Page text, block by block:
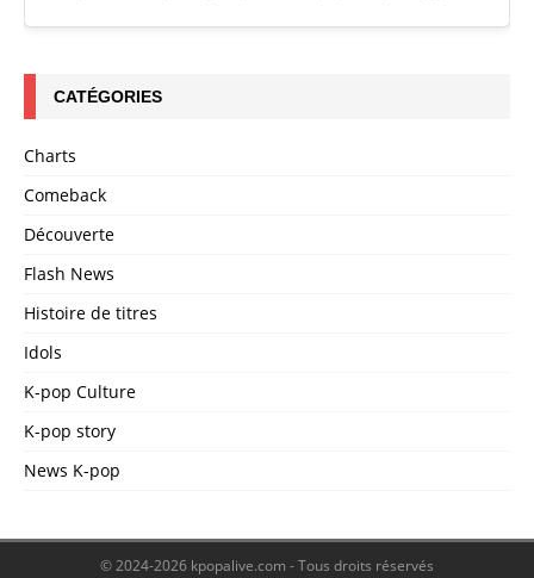
CATÉGORIES
Charts
Comeback
Découverte
Flash News
Histoire de titres
Idols
K-pop Culture
K-pop story
News K-pop
© 2024-2026 kpopalive.com - Tous droits réservés